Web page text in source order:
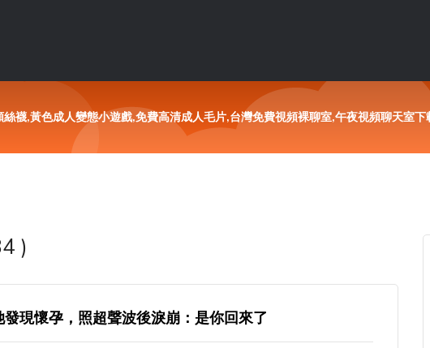
襪,黃色成人變態小遊戲,免費高清成人毛片,台灣免費視頻裸聊室,午夜視頻聊天室
)
現懷孕，照超聲波後淚崩：是你回來了